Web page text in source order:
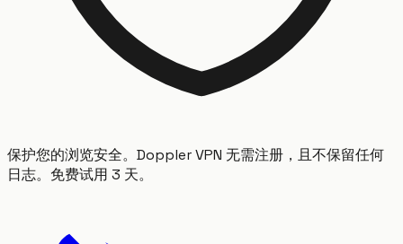
保护您的浏览安全。Doppler VPN 无需注册，且不保留任何
日志。免费试用 3 天。